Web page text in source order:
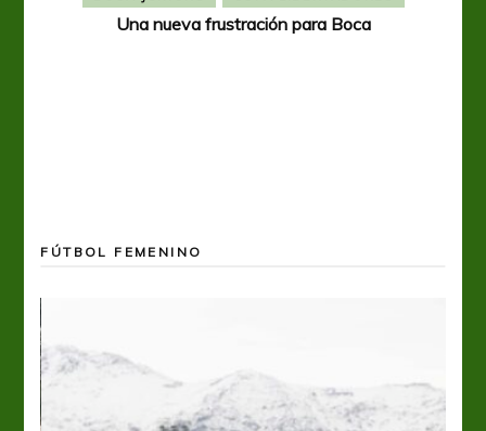
Una nueva frustración para Boca
FÚTBOL FEMENINO